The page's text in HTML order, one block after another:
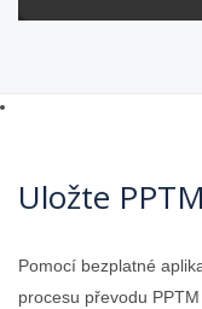
Uložte
Pomocí bezplatné
procesu převodu PPTM